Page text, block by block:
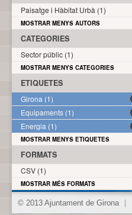
Paisatge i Hàbitat Urbà (1)
MOSTRAR MENYS AUTORS
CATEGORIES
Sector públic (1)
MOSTRAR MENYS CATEGORIES
ETIQUETES
Girona (1)
Equipaments (1)
Energia (1)
MOSTRAR MENYS ETIQUETES
FORMATS
CSV (1)
MOSTRAR MÉS FORMATS
© 2013 Ajuntament de Girona